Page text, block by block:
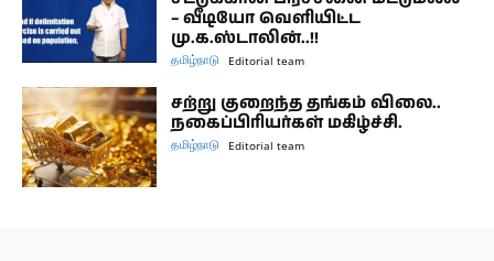
– வீடியோ வெளியிட்ட
மு.க.ஸ்டாலின்..!!
தமிழ்நாடு Editorial team
சற்று குறைந்த தங்கம் விலை..
நகைப்பிரியர்கள் மகிழ்ச்சி.
தமிழ்நாடு Editorial team